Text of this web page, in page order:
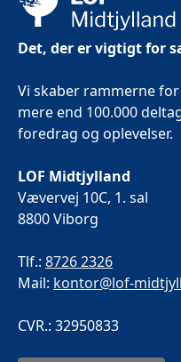
Det, der er vigtigt for
Vi skaber rammerne
mere end 100.000
foredrag og oplevelser.
LOF Midtjylland
Vævervej 10C, 1. sal
8800 Viborg
Tlf.: 8726 2326
Mail: kontor@lof-
CVR.: 32950833